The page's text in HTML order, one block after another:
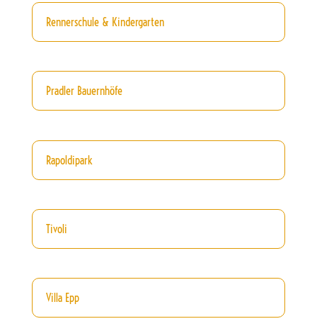
Rennerschule & Kindergarten
Pradler Bauernhöfe
Rapoldipark
Tivoli
Villa Epp